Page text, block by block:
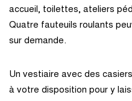
accueil, toilettes, ateliers
Quatre fauteuils roulants
sur demande.
Un vestiaire avec des
à votre disposition pour y